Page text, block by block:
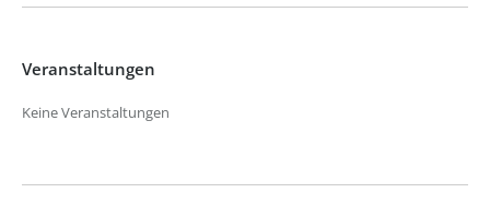
Veranstaltungen
Keine Veranstaltungen